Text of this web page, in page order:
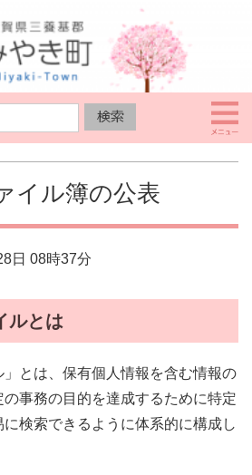
イル簿の公表
日 08時37分
ルとは
」とは、保有個人情報を含む情報の
事務の目的を達成するために特定
検索できるように体系的に構成し